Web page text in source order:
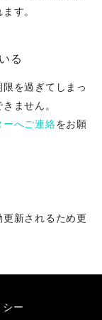
す。
る
を過ぎてしまっ
ません。
ーへご連絡をお願
新されるため更
ー